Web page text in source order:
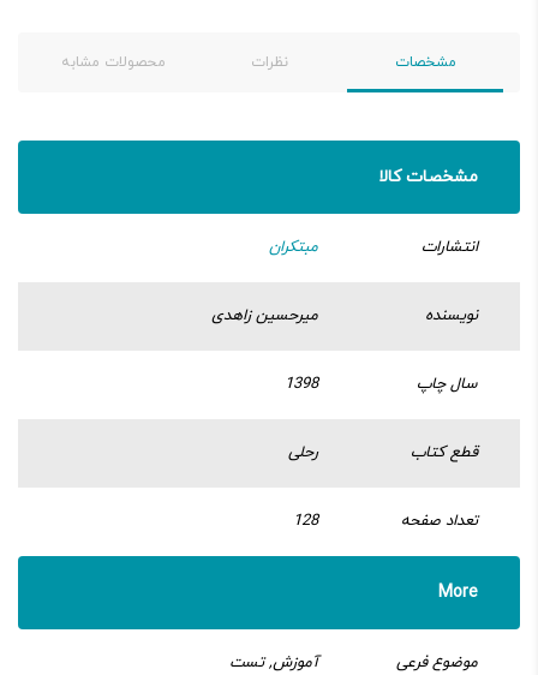
مشخصات نظرات محصولات مشابه
مشخصات کالا
انتشارات مبتکران
نویسنده میرحسین زاهدی
سال چاپ 1398
قطع کتاب رحلی
تعداد صفحه 128
More
موضوع فرعی آموزش, تست